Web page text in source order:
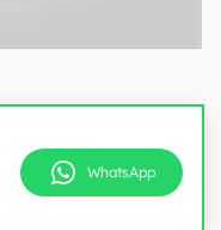
WhatsApp